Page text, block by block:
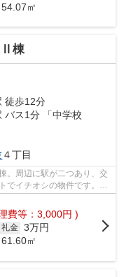
㎡
Ⅱ棟
徒歩12分
バス1分 「中学校
４丁目
周辺に駅が二つあり、交
でイチオシの物件です。駅
費等：3,000円 )
礼金 3万円
㎡